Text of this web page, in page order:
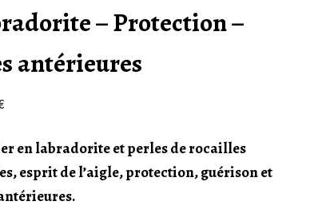
– Protection –
antérieures
en labradorite et perles de rocailles
esprit de l’aigle, protection, guérison et